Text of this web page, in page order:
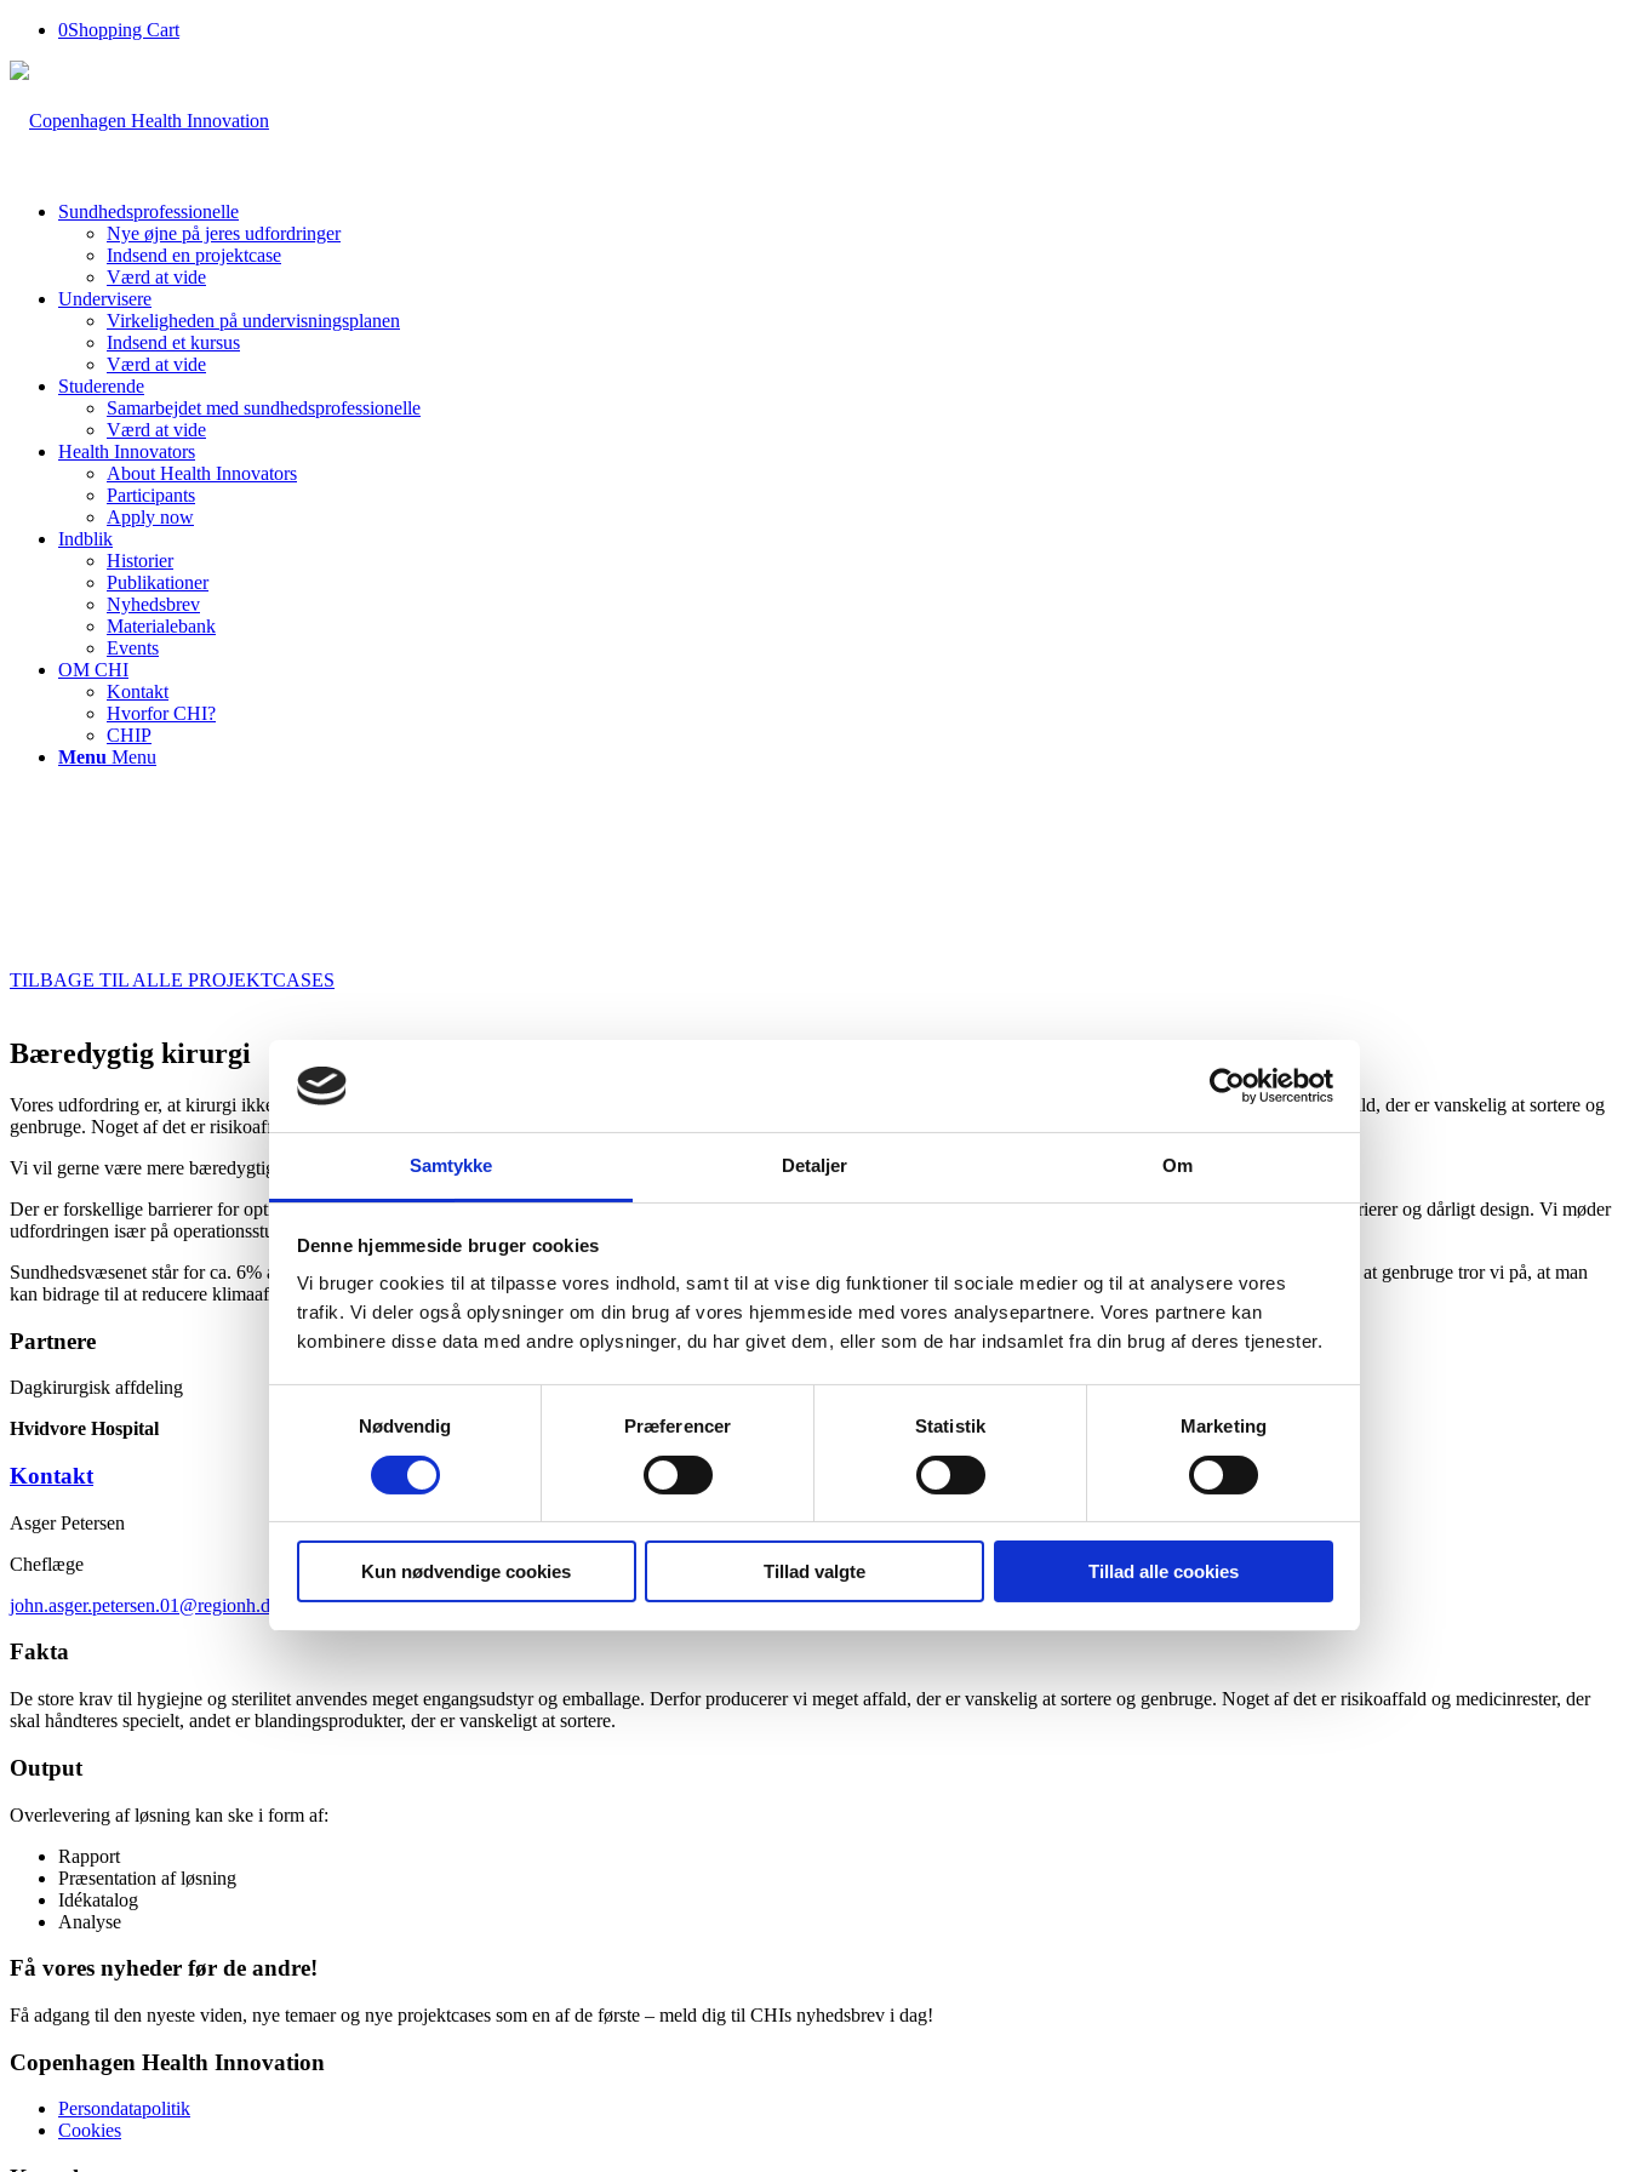
Samtykke Detaljer Om
Denne hjemmeside bruger cookies
Vi bruger cookies til at tilpasse vores indhold, samt til at vise dig funktioner til sociale medier og til at analysere vores
trafik. Vi deler også oplysninger om din brug af vores hjemmeside med vores analysepartnere. Vores partnere kan
kombinere disse data med andre oplysninger, du har givet dem, eller som de har indsamlet fra din brug af deres tjenester.
Nødvendig
Præferencer Statistik Marketing
Kun nødvendige cookies Tillad valgte Tillad alle cookies
0Shopping Cart
Sundhedsprofessionelle
Nye øjne på jeres udfordringer
Indsend en projektcase
Værd at vide
Undervisere
Virkeligheden på undervisningsplanen
Indsend et kursus
Værd at vide
Studerende
Samarbejdet med sundhedsprofessionelle
Værd at vide
Health Innovators
About Health Innovators
Participants
Apply now
Indblik
Historier
Publikationer
Nyhedsbrev
Materialebank
Events
OM CHI
Kontakt
Hvorfor CHI?
CHIP
Menu Menu
TILBAGE TIL ALLE PROJEKTCASES
Bæredygtig kirurgi
Vores udfordring er, at kirurgi ikke er særlig miljøvenlig. Pga. de store krav til hygiejne og sterilitet anvendes meget engangsudstyr og emballage. Derfor producerer vi meget affald, der er vanskelig at sortere og
genbruge. Noget af det er risikoaffald og medicinrester, der skal håndteres specielt, andet er blandingsprodukter, der er vanskeligt at sortere.
Vi vil gerne være mere bæredygtige ved at reducere, sortere og genbruge så meget affald som muligt, men det kan være svært i en travl hverdag.
Der er forskellige barrierer for optimal sortering af affald, som bunder i bl.a. manglende viden, uhensigtsmæssige arbejdsgange, manglende motivation eller fysiske/ praktiske barrierer og dårligt design. Vi møder
udfordringen især på operationsstuen, hvor der er meget emballage der skal pakkes ud og sorteres.
Sundhedsvæsenet står for ca. 6% af den globale CO2 belastning, meget af det skyldes uhensigtsmæssig indkøb af varer. Ved at reducere antallet af engangsartikler, være bedre til at genbruge tror vi på, at man
kan bidrage til at reducere klimaaftryk og øge bæredygtighed for sundhedsvæsenet.
Partnere
Dagkirurgisk affdeling
Hvidvore Hospital
Kontakt
Asger Petersen
Cheflæge
john.asger.petersen.01@regionh.dk
Fakta
De store krav til hygiejne og sterilitet anvendes meget engangsudstyr og emballage. Derfor producerer vi meget affald, der er vanskelig at sortere og genbruge. Noget af det er risikoaffald og medicinrester, der
skal håndteres specielt, andet er blandingsprodukter, der er vanskeligt at sortere.
Output
Overlevering af løsning kan ske i form af:
Rapport
Præsentation af løsning
Idékatalog
Analyse
Få vores nyheder før de andre!
Få adgang til den nyeste viden, nye temaer og nye projektcases som en af de første – meld dig til CHIs nyhedsbrev i dag!
Copenhagen Health Innovation
Persondatapolitik
Cookies